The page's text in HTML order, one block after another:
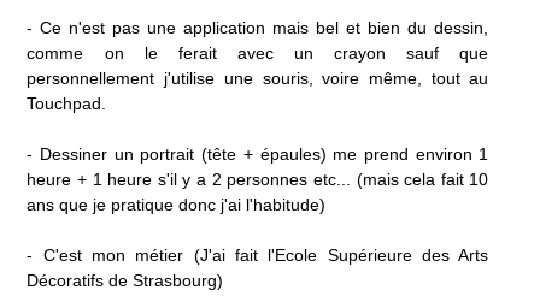
- Ce n'est pas une application mais bel et bien du dessin,
comme on le ferait avec un crayon sauf que
personnellement j'utilise une souris, voire même, tout au
Touchpad.
- Dessiner un portrait (tête + épaules) me prend environ 1
heure + 1 heure s'il y a 2 personnes etc... (mais cela fait 10
ans que je pratique donc j'ai l'habitude)
- C'est mon métier (J'ai fait l'Ecole Supérieure des Arts
Décoratifs de Strasbourg)